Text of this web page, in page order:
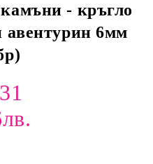
- кръгло
авентурин 6мм